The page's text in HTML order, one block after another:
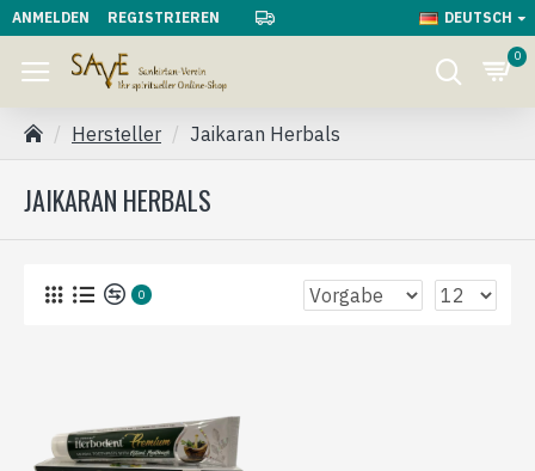
ANMELDEN REGISTRIEREN DEUTSCH
0
Hersteller Jaikaran Herbals
JAIKARAN HERBALS
0